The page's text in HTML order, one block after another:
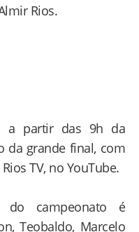
Rios.
a partir das 9h da
da grande final, com
TV, no YouTube.
do campeonato é
Teobaldo, Marcelo